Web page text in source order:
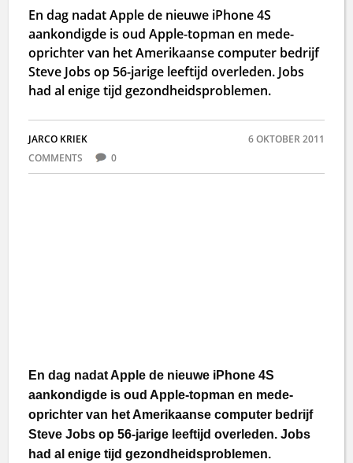
En dag nadat Apple de nieuwe iPhone 4S
aankondigde is oud Apple-topman en mede-
oprichter van het Amerikaanse computer bedrijf
Steve Jobs op 56-jarige leeftijd overleden. Jobs
had al enige tijd gezondheidsproblemen.
JARCO KRIEK
6 OKTOBER 2011
COMMENTS
0
En dag nadat Apple de nieuwe iPhone 4S
aankondigde is oud Apple-topman en mede-
oprichter van het Amerikaanse computer bedrijf
Steve Jobs op 56-jarige leeftijd overleden. Jobs
had al enige tijd gezondheidsproblemen.